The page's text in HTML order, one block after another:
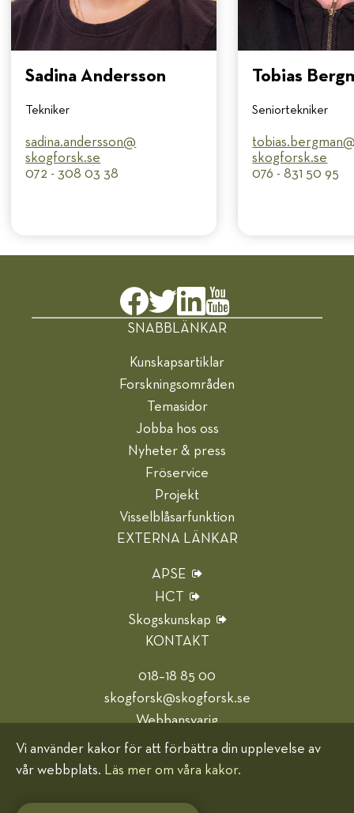
Sadina Andersson
Tekniker
sadina.andersson@​
skogforsk.se
072 - 308 03 38
Tobias
Seniortekniker
skogforsk.se
076 - 831 50 95
SNABBLÄNKAR
Kunskapsartiklar
Forskningsområden
Temasidor
Jobba hos oss
Nyheter & press
Fröservice
Projekt
Visselblåsarfunktion
EXTERNA LÄNKAR
APSE
HCT
Skogskunskap
KONTAKT
018–18 85 00
skogforsk@skogforsk.se
Webbansvarig
Hjälp oss bli bättre
Vi använder kakor för att förbättra din upplevelse av
vår webbplats. Läs mer om våra kakor.